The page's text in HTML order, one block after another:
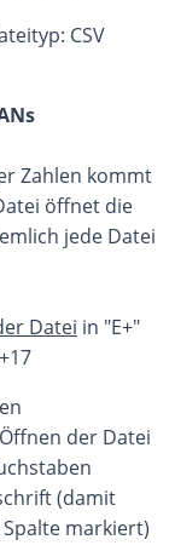
CSV
Zahlen kommt
öffnet die
jede Datei
Datei in "E+"
der Datei
(damit
markiert)